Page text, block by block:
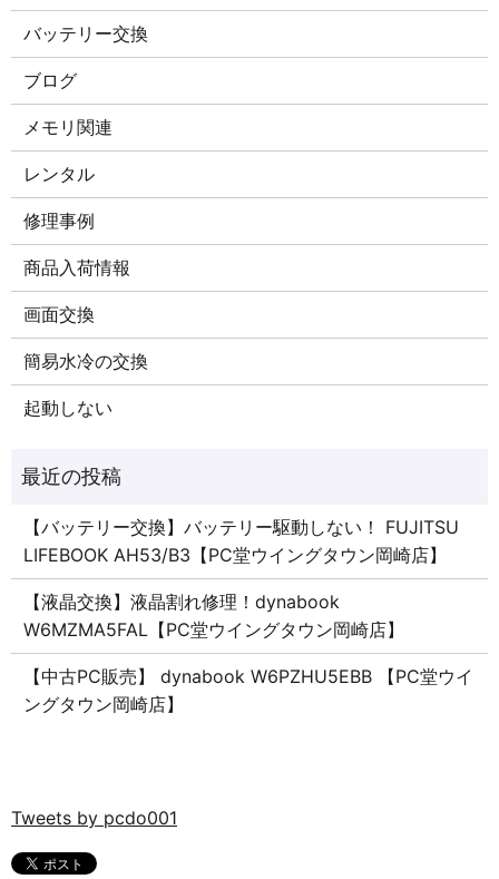
バッテリー交換
ブログ
メモリ関連
レンタル
修理事例
商品入荷情報
画面交換
簡易水冷の交換
起動しない
【バッテリー交換】バッテリー駆動しない！ FUJITSU
LIFEBOOK AH53/B3【PC堂ウイングタウン岡崎店】
【液晶交換】液晶割れ修理！dynabook
W6MZMA5FAL【PC堂ウイングタウン岡崎店】
【中古PC販売】 dynabook W6PZHU5EBB 【PC堂ウイ
ングタウン岡崎店】
Tweets by pcdo001